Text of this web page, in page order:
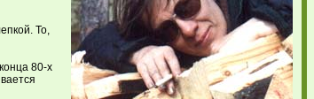
То,
80-х